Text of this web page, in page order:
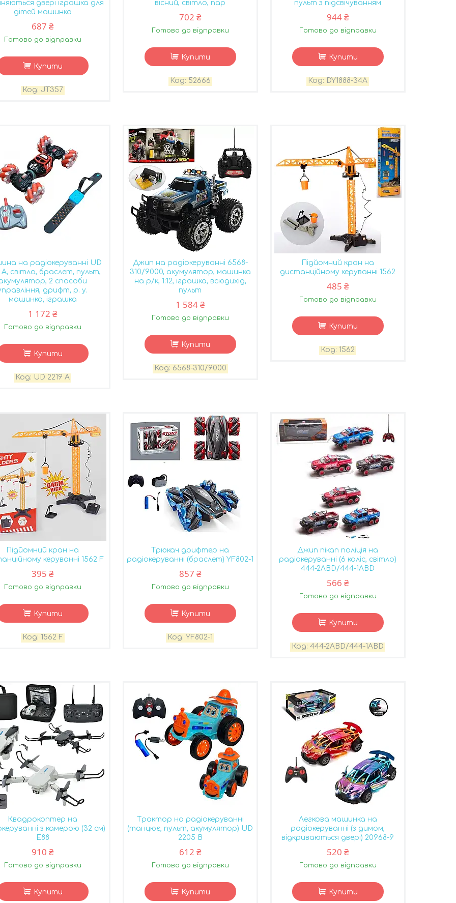
двері іграшка для
дітей машинка
687 ₴
Готово до відправки
Купити
JT357
вісний, світло, пар
702 ₴
Готово до відправки
Купити
52666
пульт з підсвічуванням
944 ₴
Готово до відправки
Купити
DY1888-34A
на радіокеруванні UD
A, світло, браслет, пульт,
2 способи
дрифт, р. у.
машинка, іграшка
1 172 ₴
Готово до відправки
Купити
UD 2219 A
Джип на радіокеруванні 6568-
310/9000, акумулятор, машинка
на р/к, 1:12, іграшка, всюдихід,
пульт
1 584 ₴
Готово до відправки
Купити
6568-310/9000
Підйомний кран на
дистанційному керуванні 1562
485 ₴
Готово до відправки
Купити
1562
Підйомний кран на
керуванні 1562 F
395 ₴
Готово до відправки
Купити
1562 F
Трюкач дрифтер на
радіокеруванні (браслет) YF802-1
857 ₴
Готово до відправки
Купити
YF802-1
Джип пікап поліція на
радіокеруванні (6 коліс, світло)
444-2ABD/444-1ABD
566 ₴
Готово до відправки
Купити
444-2ABD/444-1ABD
Квадрокоптер на
з камерою (32 см)
E88
910 ₴
Готово до відправки
Купити
Трактор на радіокеруванні
(танцює, пульт, акумулятор) UD
2205 B
612 ₴
Готово до відправки
Купити
Легкова машинка на
радіокеруванні (з димом,
відкриваються двері) 20968-9
520 ₴
Готово до відправки
Купити